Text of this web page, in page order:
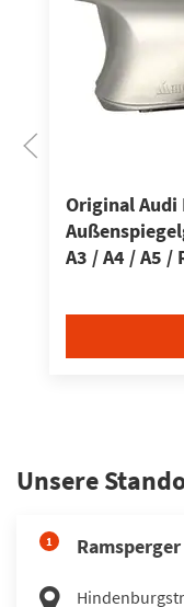
Original Audi
A3 / A4 / A5 /
Unsere
1